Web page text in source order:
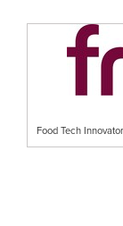
Food Tech